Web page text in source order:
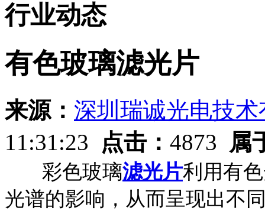
行业动态
有色玻璃滤光片
来源： 深圳瑞诚光电技
11:31:23
点击： 4873 属
彩色玻璃滤光片利用有
光谱的影响，从而呈现出不